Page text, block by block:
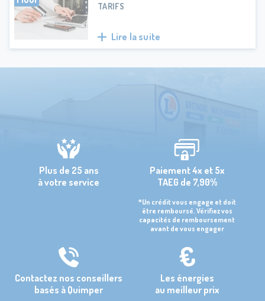
TARIFS
Lire la suite
Plus de 25 ans
à votre service
Paiement 4x et 5x
TAEG de 7,90%
*Un crédit vous engage et doit
être remboursé. Vérifiez vos
capacités de remboursement
avant de vous engager
Contactez nos conseillers
basés à Quimper
Les énergies
au meilleur prix